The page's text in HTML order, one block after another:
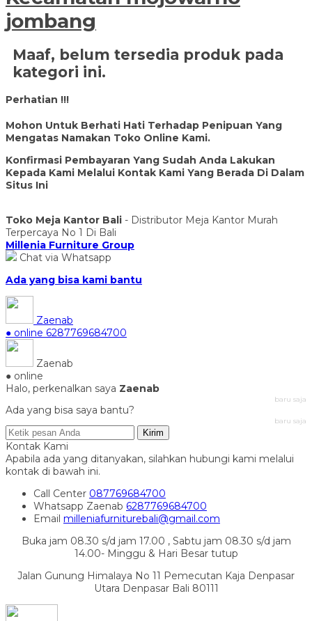
jombang
Maaf, belum tersedia produk pada
kategori ini.
Perhatian !!!
Mohon Untuk Berhati Hati Terhadap Penipuan Yang
Mengatas Namakan Toko Online Kami.
Konfirmasi Pembayaran Yang Sudah Anda Lakukan
Kepada Kami Melalui Kontak Kami Yang Berada Di Dalam
Situs Ini
Toko Meja Kantor Bali - Distributor Meja Kantor Murah
Terpercaya No 1 Di Bali
Millenia Furniture Group
Chat via Whatsapp
Ada yang bisa kami bantu
Zaenab
● online 6287769684700
Zaenab
● online
Halo, perkenalkan saya Zaenab
baru saja
Ada yang bisa saya bantu?
baru saja
Kirim
Kontak Kami
Apabila ada yang ditanyakan, silahkan hubungi kami melalui
kontak di bawah ini.
Call Center 087769684700
Whatsapp Zaenab 6287769684700
Email milleniafurniturebali@gmail.com
Buka jam 08.30 s/d jam 17.00 , Sabtu jam 08.30 s/d jam
14.00- Minggu & Hari Besar tutup
Jalan Gunung Himalaya No 11 Pemecutan Kaja Denpasar
Utara Denpasar Bali 80111